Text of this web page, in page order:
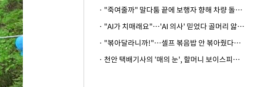
· "죽여줄까" 말다툼 끝에 보행자 향해 차량 돌진…50대 여성 중상
· "AI가 치매래요"…'AI 의사' 믿었다 골머리 앓는 美 의료계 '경고'
· "볶아달라니까!"…셀프 볶음밥 안 볶아줬다고 사장 폭행한 손님
· 천안 택배기사의 '매의 눈', 할머니 보이스피싱 피해 막아